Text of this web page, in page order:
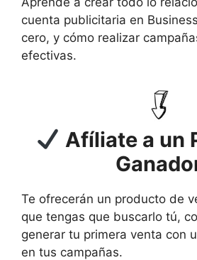
cuenta publicitaria en
cero, y cómo realizar
efectivas.
Afíliate a un
Te ofrecerán un producto de
que tengas que buscarlo tú,
generar tu primera venta con
en tus campañas.